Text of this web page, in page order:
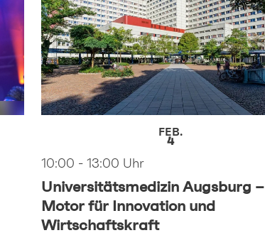
FEB.
4
Universitätsmedizin Augsburg –
Motor für Innovation und
Wirtschaftskraft
10:00 - 13:00